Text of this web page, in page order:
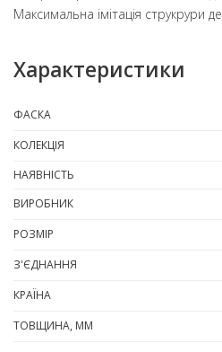
Максимальна імітація струкрури
Характеристики
ФАСКА
КОЛЕКЦІЯ
НАЯВНІСТЬ
ВИРОБНИК
РОЗМІР
З'ЄДНАННЯ
КРАЇНА
ТОВЩИНА, ММ